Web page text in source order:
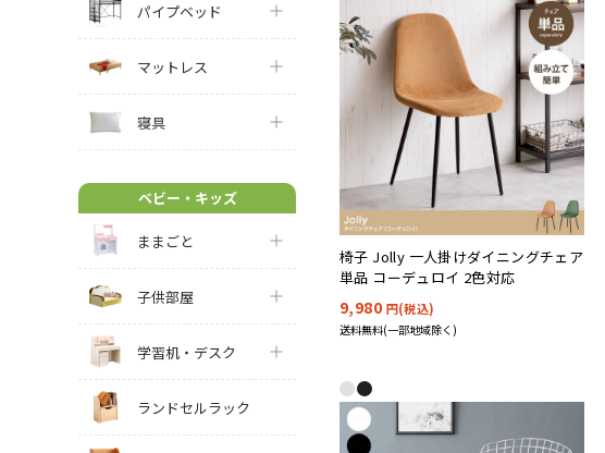
パイプベッド
マットレス
寝具
ベビー・キッズ
ままごと
子供部屋
学習机・デスク
ランドセルラック
椅子 Jolly 一人掛けダイニングチェア
単品 コーデュロイ 2色対応
9,980 円(税込)
送料無料(一部地域除く)